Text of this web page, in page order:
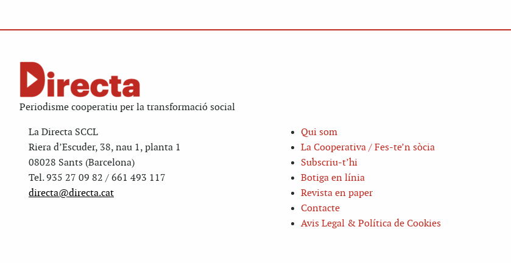
Periodisme cooperatiu per la transformació social
La Directa SCCL
Riera d’Escuder, 38, nau 1, planta 1
08028 Sants (Barcelona)
Tel. 935 27 09 82 / 661 493 117
directa@directa.cat
Qui som
La Cooperativa / Fes-te’n sòcia
Subscriu-t’hi
Botiga en línia
Revista en paper
Contacte
Avis Legal & Política de Cookies